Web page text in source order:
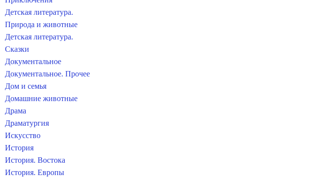
Детская литература.
Природа и животные
Детская литература.
Сказки
Документальное
Документальное. Прочее
Дом и семья
Домашние животные
Драма
Драматургия
Искусство
История
История. Востока
История. Европы